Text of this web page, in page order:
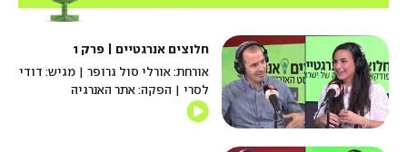
חלוצים אנרגטיים | פרק 1
אורחת: אורלי סול גרופר | מגיש: דודי
לסרי | הפקה: אתר האנרגיה